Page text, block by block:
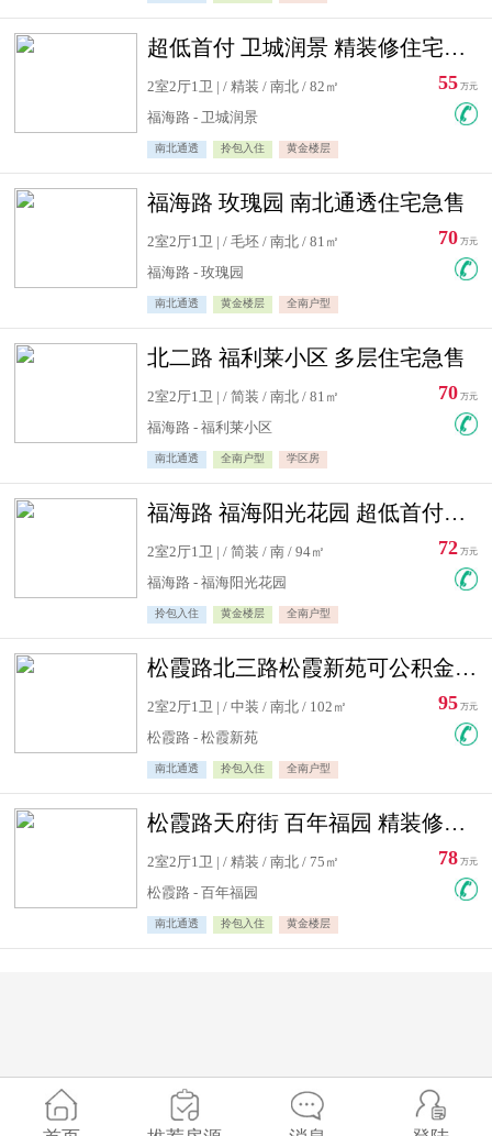
超低首付 卫城润景 精装修住宅急售 可公积金贷款
2室2厅1卫 | / 精装 / 南北 / 82㎡
福海路 - 卫城润景
南北通透 拎包入住 黄金楼层
55 万元
福海路 玫瑰园 南北通透住宅急售
2室2厅1卫 | / 毛坯 / 南北 / 81㎡
福海路 - 玫瑰园
南北通透 黄金楼层 全南户型
70 万元
北二路 福利莱小区 多层住宅急售
2室2厅1卫 | / 简装 / 南北 / 81㎡
福海路 - 福利莱小区
南北通透 全南户型 学区房
70 万元
福海路 福海阳光花园 超低首付住宅急售
2室2厅1卫 | / 简装 / 南 / 94㎡
福海路 - 福海阳光花园
拎包入住 黄金楼层 全南户型
72 万元
松霞路北三路松霞新苑可公积金贷款北小区南北通透住宅急售
2室2厅1卫 | / 中装 / 南北 / 102㎡
松霞路 - 松霞新苑
南北通透 拎包入住 全南户型
95 万元
松霞路天府街 百年福园 精装修住宅急售
2室2厅1卫 | / 精装 / 南北 / 75㎡
松霞路 - 百年福园
南北通透 拎包入住 黄金楼层
78 万元